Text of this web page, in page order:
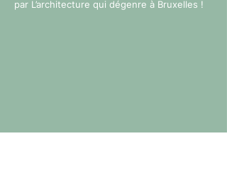
par L’architecture qui dégenre à Bruxelles !